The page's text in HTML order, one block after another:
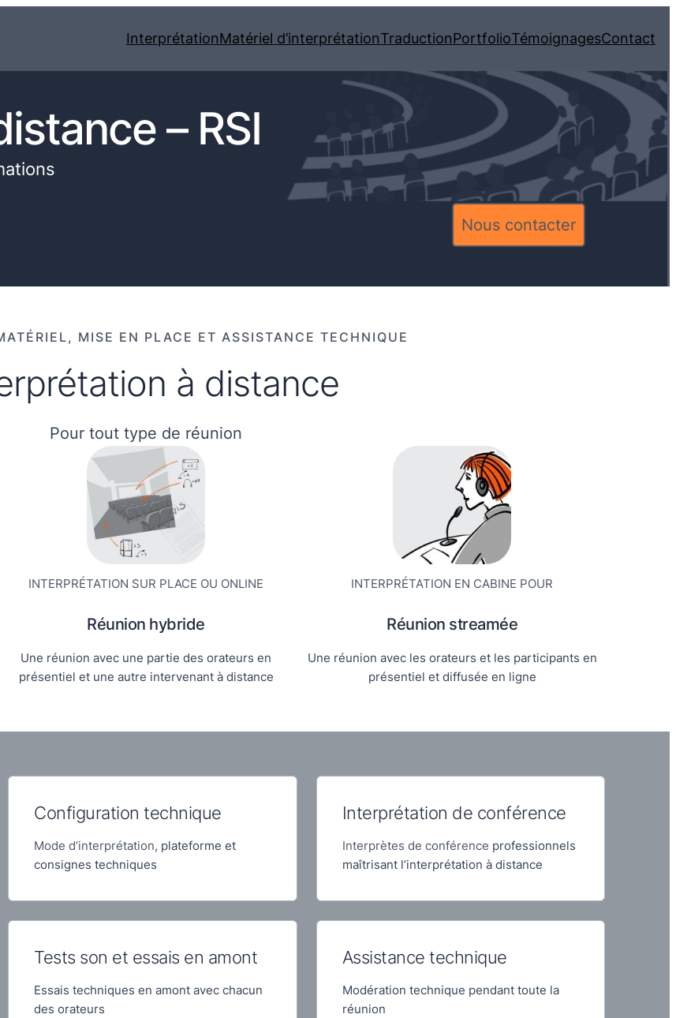
InterprétationMatériel d’interprétationTraductionPortfolioTémoignagesContact
– RSI
Nous contacter
MISE EN PLACE ET ASSISTANCE TECHNIQUE
à distance
Pour tout type de réunion
INTERPRÉTATION SUR PLACE OU ONLINE
Réunion hybride
Une réunion avec une partie des orateurs en
présentiel et une autre intervenant à distance
INTERPRÉTATION EN CABINE POUR
Réunion streamée
Une réunion avec les orateurs et les participants en
présentiel et diffusée en ligne
Configuration technique
Mode d’interprétation, plateforme et
consignes techniques
Interprétation de conférence
Interprètes de conférence professionnels
maîtrisant l’interprétation à distance
Tests son et essais en amont
Essais techniques en amont avec chacun
des orateurs
Assistance technique
Modération technique pendant toute la
réunion